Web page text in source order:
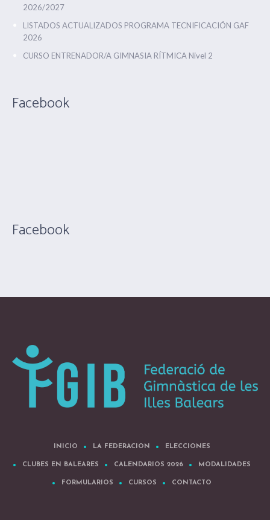
2026/2027
LISTADOS ACTUALIZADOS PROGRAMA TECNIFICACIÓN GAF
2026
CURSO ENTRENADOR/A GIMNASIA RÍTMICA Nivel 2
Facebook
Facebook
INICIO LA FEDERACION ELECCIONES
CLUBES EN BALEARES CALENDARIOS 2026 MODALIDADES
FORMULARIOS CURSOS CONTACTO